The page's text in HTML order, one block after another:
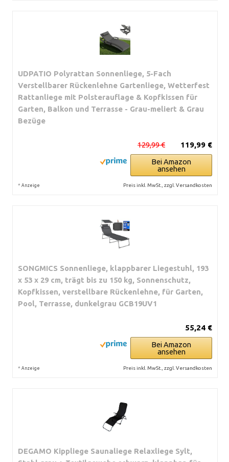
UDPATIO Polyrattan Sonnenliege, 5-Fach
Verstellbarer Rückenlehne Gartenliege, Wetterfest
Rattanliege mit Polsterauflage & Kopfkissen für
Garten, Balkon und Terrasse - Grau-meliert & Grau
Bezüge
119,99 €
129,99 €
Bei Amazon
ansehen
* Anzeige Preis inkl. MwSt., zzgl. Versandkosten
SONGMICS Sonnenliege, klappbarer Liegestuhl, 193
x 53 x 29 cm, trägt bis zu 150 kg, Sonnenschutz,
Kopfkissen, verstellbare Rückenlehne, für Garten,
Pool, Terrasse, dunkelgrau GCB19UV1
55,24 €
Bei Amazon
ansehen
* Anzeige Preis inkl. MwSt., zzgl. Versandkosten
DEGAMO Kippliege Saunaliege Relaxliege Sylt,